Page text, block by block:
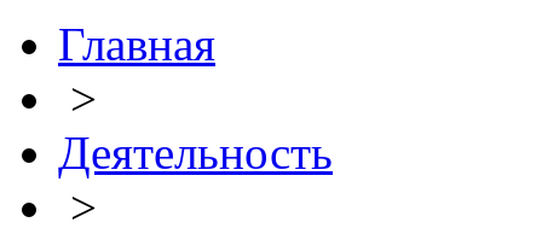
Главная
>
Деятельность
>